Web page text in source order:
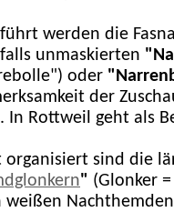
werden die
unmaskierten "
oder "
der
In Rottweil geht als
organisiert sind die
" (Glonker
weißen